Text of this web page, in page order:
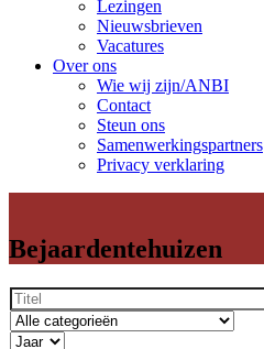
Lezingen
Nieuwsbrieven
Vacatures
Over ons
Wie wij zijn/ANBI
Contact
Steun ons
Samenwerkingspartners
Privacy verklaring
Bejaardentehuizen